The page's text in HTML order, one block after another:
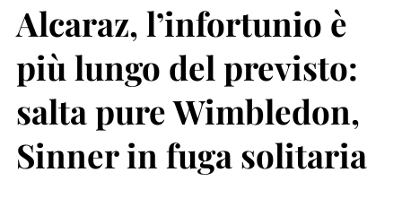
Alcaraz, l’infortunio è
più lungo del previsto:
salta pure Wimbledon,
Sinner in fuga solitaria